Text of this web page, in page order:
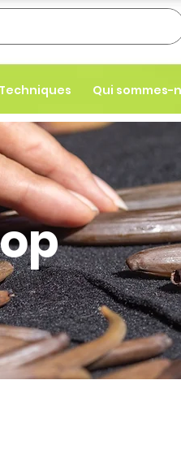
Techniques Qui sommes-